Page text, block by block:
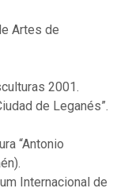
Artes de
2001.
de Leganés”.
“Antonio
Internacional de